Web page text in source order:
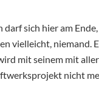
sich hier am
vielleicht, niemand.
mit seinem mit
nicht